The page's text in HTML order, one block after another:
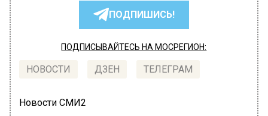
ПОДПИШИСЬ!
ПОДПИСЫВАЙТЕСЬ НА МОСРЕГИОН:
НОВОСТИ ДЗЕН ТЕЛЕГРАМ
Новости СМИ2